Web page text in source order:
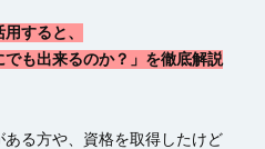
すると、
でも出来るのか？」を徹底解説
る方や、資格を取得したけど